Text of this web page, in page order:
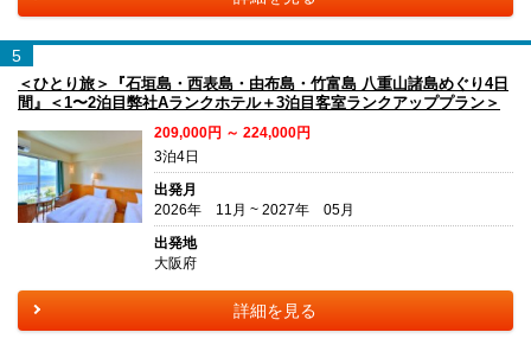
5
＜ひとり旅＞『石垣島・西表島・由布島・竹富島 八重山諸島めぐり4日
間』＜1〜2泊目弊社Aランクホテル＋3泊目客室ランクアッププラン＞
209,000円 ～ 224,000円
3泊4日
出発月
2026年 11月 ~ 2027年 05月
出発地
大阪府
詳細を見る